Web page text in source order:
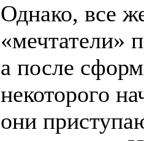
Однако, все
«мечтатели»
а после
некоторого
они